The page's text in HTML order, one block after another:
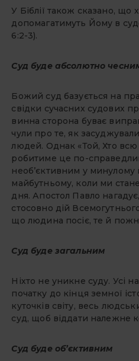
У Біблії також сказано, що
допомагатимуть Йому в
6:2-3).
Суд буде абсолютно
Божий суд базується на
свідки сучасних судових
винна сторона буває
чули про те, як
людей. Однак «Той, Хто всю
робитиме це по-
необ’єктивним у минулому
майбутньому, коли ми
дня. Апостол Павло
стосовно дій
що людина посіє, те й
Суд буде загальним
Ніхто не уникне суду. Усі
початку до кінця земної
куточків світу, весь
суд, щоб віддати належне
Суд буде об’єктивним